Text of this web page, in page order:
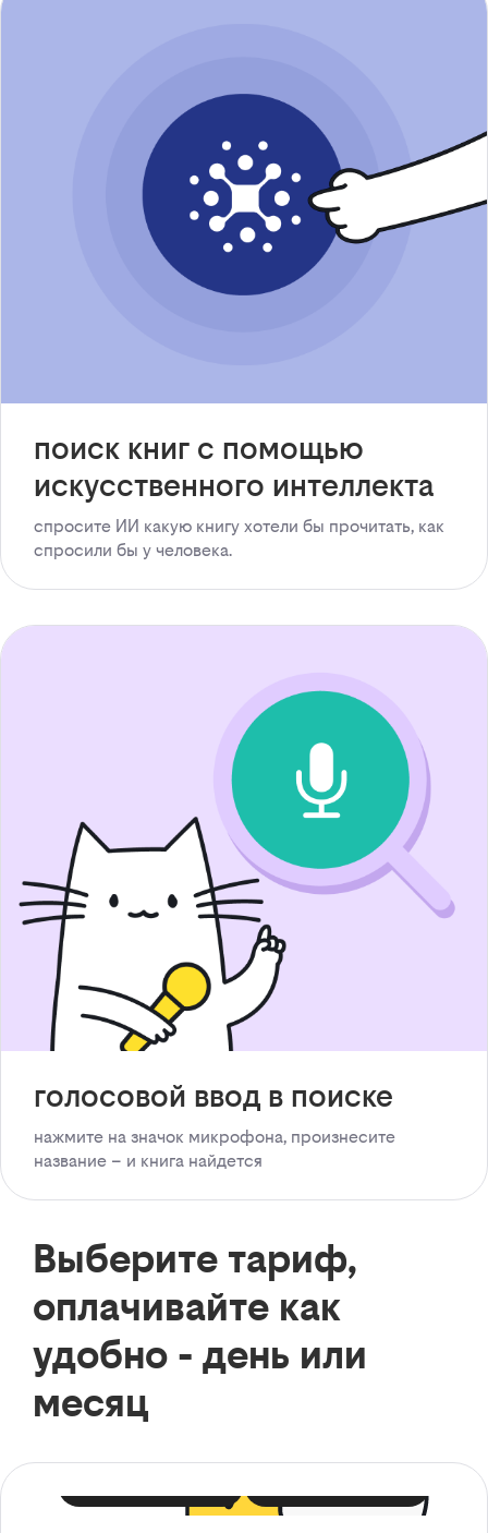
поиск книг с помощью
искусственного интеллекта
спросите ИИ какую книгу хотели бы прочитать, как
спросили бы у человека.
голосовой ввод в поиске
нажмите на значок микрофона, произнесите
название – и книга найдется
Выберите тариф,
оплачивайте как
удобно - день или
месяц